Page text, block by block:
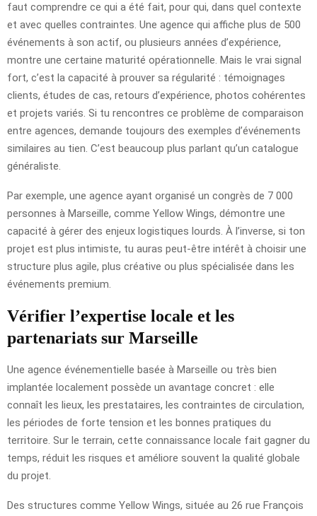
faut comprendre ce qui a été fait, pour qui, dans quel contexte
et avec quelles contraintes. Une agence qui affiche plus de 500
événements à son actif, ou plusieurs années d’expérience,
montre une certaine maturité opérationnelle. Mais le vrai signal
fort, c’est la capacité à prouver sa régularité : témoignages
clients, études de cas, retours d’expérience, photos cohérentes
et projets variés. Si tu rencontres ce problème de comparaison
entre agences, demande toujours des exemples d’événements
similaires au tien. C’est beaucoup plus parlant qu’un catalogue
généraliste.
Par exemple, une agence ayant organisé un congrès de 7 000
personnes à Marseille, comme Yellow Wings, démontre une
capacité à gérer des enjeux logistiques lourds. À l’inverse, si ton
projet est plus intimiste, tu auras peut-être intérêt à choisir une
structure plus agile, plus créative ou plus spécialisée dans les
événements premium.
Vérifier l’expertise locale et les
partenariats sur Marseille
Une agence événementielle basée à Marseille ou très bien
implantée localement possède un avantage concret : elle
connaît les lieux, les prestataires, les contraintes de circulation,
les périodes de forte tension et les bonnes pratiques du
territoire. Sur le terrain, cette connaissance locale fait gagner du
temps, réduit les risques et améliore souvent la qualité globale
du projet.
Des structures comme Yellow Wings, située au 26 rue François